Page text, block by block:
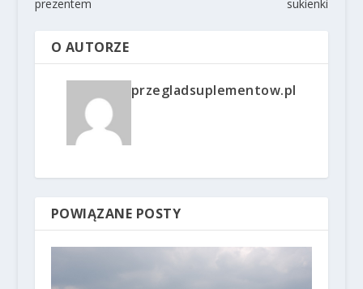
prezentem
sukienki
O AUTORZE
przegladsuplementow.pl
POWIĄZANE POSTY